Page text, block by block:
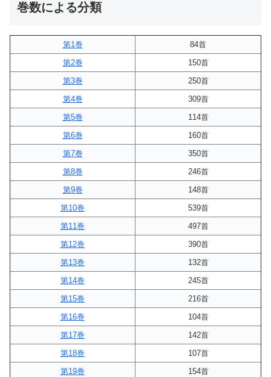
巻数による分類
第1巻
84首
第2巻
150首
第3巻
250首
第4巻
309首
第5巻
114首
第6巻
160首
第7巻
350首
第8巻
246首
第9巻
148首
第10巻
539首
第11巻
497首
第12巻
390首
第13巻
132首
第14巻
245首
第15巻
216首
第16巻
104首
第17巻
142首
第18巻
107首
第19巻
154首